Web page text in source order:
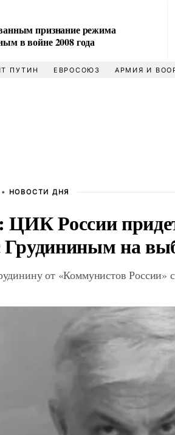
признание режима
в войне 2008 года
ПУТИН ЕВРОСОЮЗ АРМИЯ И
НОВОСТИ ДНЯ
ЦИК России
Грудининым на
от «Коммунистов России»